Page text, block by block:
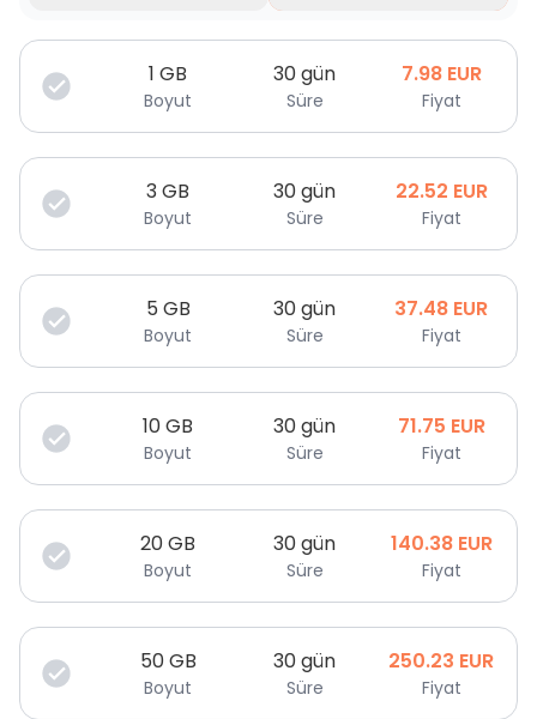
Veriniz sınırlı süre için geçerlidir.
1 GB
Boyut
30 gün
Süre
7.98 EUR
Fiyat
3GB
Boyut
30 gün
Süre
22.52 EUR
Fiyat
5 GB
Boyut
30 gün
Süre
37.48 EUR
Fiyat
10GB
Boyut
30 gün
Süre
71.75 EUR
Fiyat
20GB
Boyut
30 gün
Süre
140.38 EUR
Fiyat
50GB
Boyut
30 gün
Süre
250.23 EUR
Fiyat